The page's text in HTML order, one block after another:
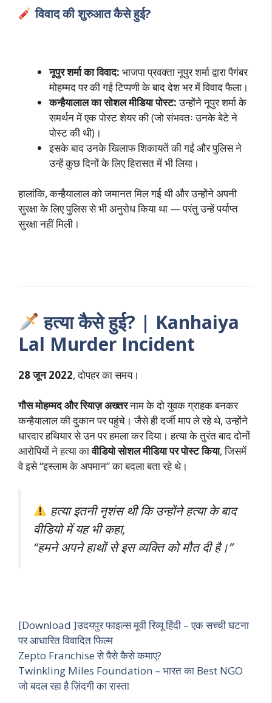
विवाद की शुरुआत कैसे हुई?
नूपुर शर्मा का विवाद: भाजपा प्रवक्ता नूपुर शर्मा द्वारा पैगंबर
मोहम्मद पर की गई टिप्पणी के बाद देश भर में विवाद फैला।
कन्हैयालाल का सोशल मीडिया पोस्ट:उन्होंने नूपुर शर्मा के
समर्थन में एक पोस्ट शेयर की (जो संभवतः उनके बेटे ने
पोस्ट की थी)।
इसके बाद उनके खिलाफ शिकायतें की गईं और पुलिस ने
उन्हें कुछ दिनों के लिए हिरासत में भी लिया।
हालांकि, कन्हैयालाल को जमानत मिल गई थी और उन्होंने अपनी
सुरक्षा के लिए पुलिस से भी अनुरोध किया था — परंतु उन्हें पर्याप्त
सुरक्षा नहीं मिली।
हत्या कैसे हुई? | Kanhaiya
Lal Murder Incident
28 जून 2022, दोपहर का समय।
गौस मोहम्मद और रियाज़ अख्तरनाम के दो युवक ग्राहक बनकर
कन्हैयालाल की दुकान पर पहुंचे। जैसे ही दर्जी माप ले रहे थे, उन्होंने
धारदार हथियार से उन पर हमला कर दिया। हत्या के तुरंत बाद दोनों
आरोपियों ने हत्या कावीडियो सोशल मीडिया पर पोस्ट किया, जिसमें
वे इसे “इस्लाम के अपमान” का बदला बता रहे थे।
हत्या इतनी नृशंस थी कि उन्होंने हत्या के बाद
वीडियो में यह भी कहा,
“हमने अपने हाथों से इस व्यक्ति को मौत दी है।”
[Download ]उदयपुर फाइल्स मूवी रिव्यू हिंदी – एक सच्ची घटना
पर आधारित विवादित फिल्म
Zepto Franchise से पैसे कैसे कमाए?
Twinkling Miles Foundation – भारत का Best NGO
जो बदल रहा है ज़िंदगी का रास्ता